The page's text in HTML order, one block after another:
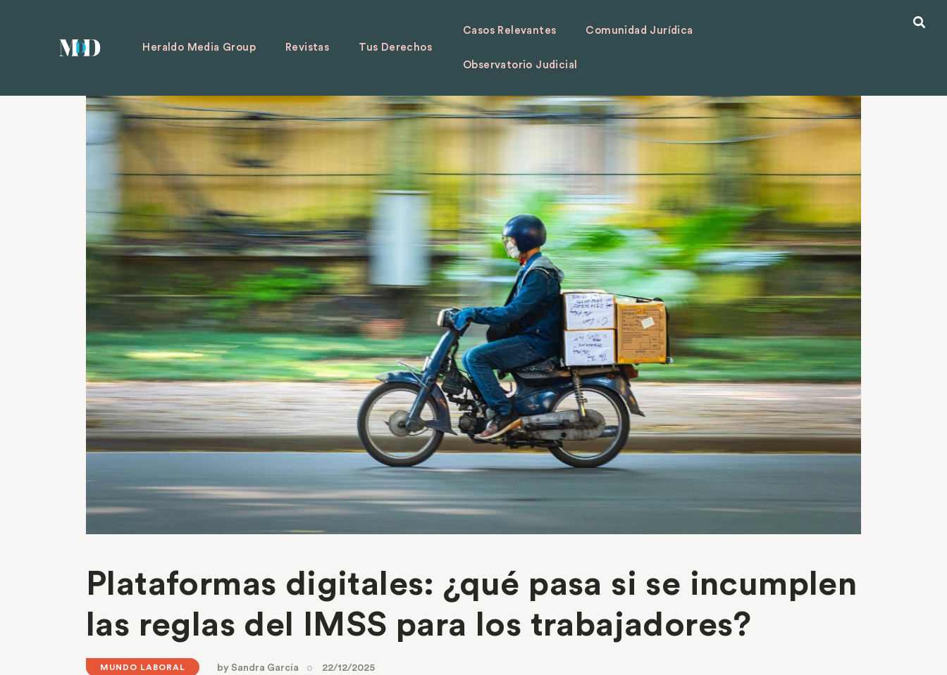
Heraldo Media Group Revistas Tus Derechos
Casos Relevantes Comunidad Jurídica
Observatorio Judicial
Plataformas digitales: ¿qué pasa si se incumplen
las reglas del IMSS para los trabajadores?
MUNDO LABORAL bySandra García 22/12/2025